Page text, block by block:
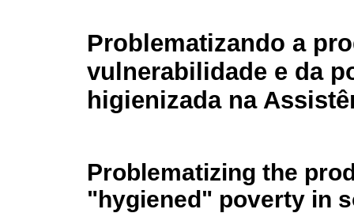
Problematizando a
vulnerabilidade e da
higienizada na
Problematizing the
"hygiened" poverty in